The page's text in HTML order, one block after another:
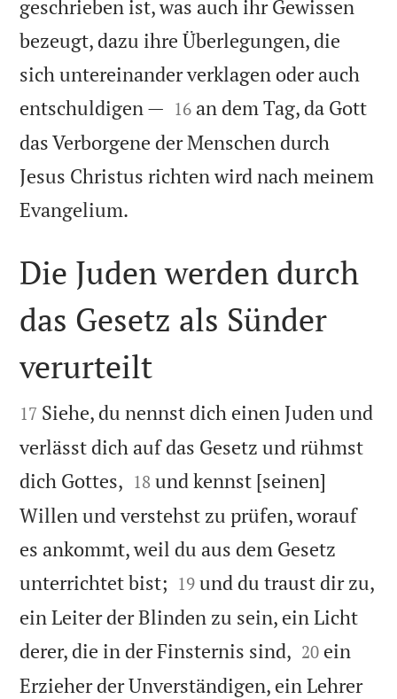
geschrieben ist, was auch ihr Gewissen
bezeugt, dazu ihre Überlegungen, die
sich untereinander verklagen oder auch
entschuldigen — 

16 an dem Tag, da Gott
das Verborgene der Menschen durch
Jesus Christus richten wird nach meinem
Evangelium.

Die Juden werden durch
das Gesetz als Sünder
verurteilt

17 Siehe, du nennst dich einen Juden und
verlässt dich auf das Gesetz und rühmst
dich Gottes, 

18 und kennst [seinen]
Willen und verstehst zu prüfen, worauf
es ankommt, weil du aus dem Gesetz
unterrichtet bist; 

19 und du traust dir zu,
ein Leiter der Blinden zu sein, ein Licht
derer, die in der Finsternis sind, 

20 ein
Erzieher der Unverständigen, ein Lehrer